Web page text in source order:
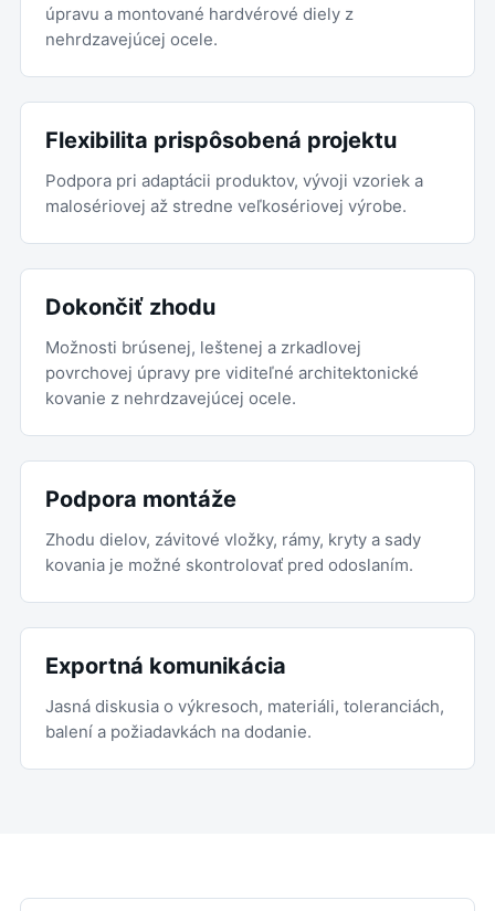
úpravu a montované hardvérové diely z
nehrdzavejúcej ocele.
Flexibilita prispôsobená projektu
Podpora pri adaptácii produktov, vývoji vzoriek a
malosériovej až stredne veľkosériovej výrobe.
Dokončiť zhodu
Možnosti brúsenej, leštenej a zrkadlovej
povrchovej úpravy pre viditeľné architektonické
kovanie z nehrdzavejúcej ocele.
Podpora montáže
Zhodu dielov, závitové vložky, rámy, kryty a sady
kovania je možné skontrolovať pred odoslaním.
Exportná komunikácia
Jasná diskusia o výkresoch, materiáli, toleranciách,
balení a požiadavkách na dodanie.